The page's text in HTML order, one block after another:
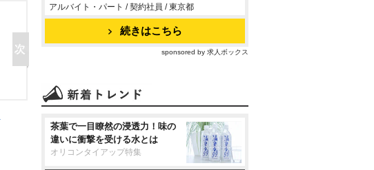
アルバイト・パート / 契約社員 / 東京都
続きはこちら
sponsored by 求人ボックス
茶葉で一目瞭然の浸透力！味の
違いに衝撃を受ける水とは
オリコンタイアップ特集